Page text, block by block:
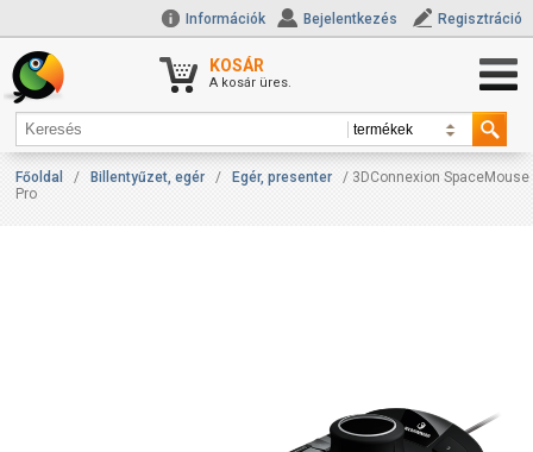
Információk Bejelentkezés Regisztráció
KOSÁR
A kosár üres.
Főoldal / Billentyűzet, egér / Egér, presenter
/ 3DConnexion SpaceMouse
Pro